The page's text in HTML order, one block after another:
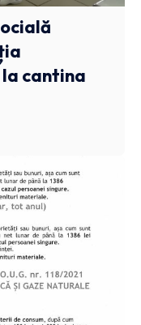
cantina